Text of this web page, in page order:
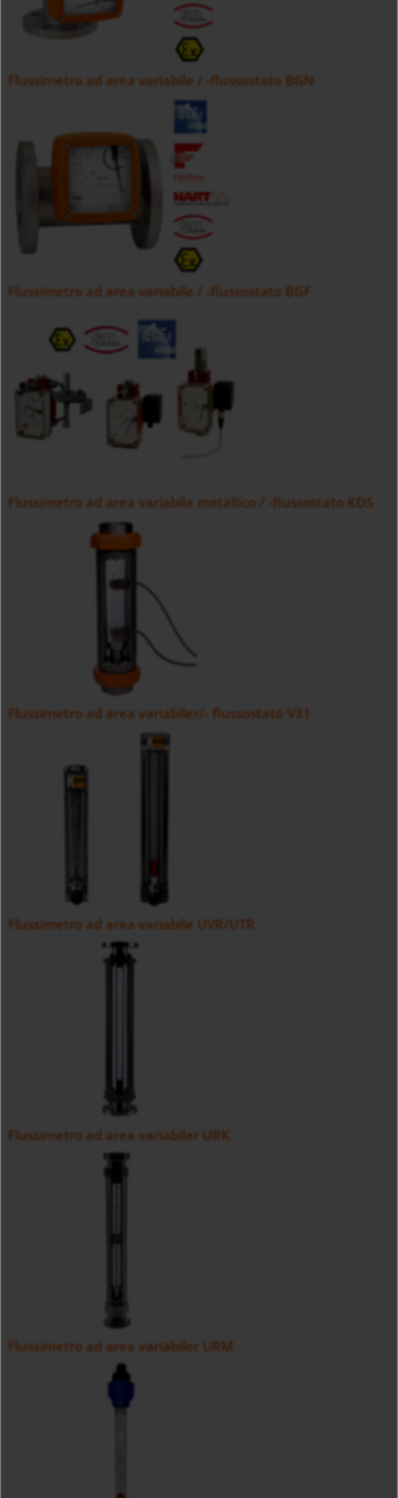
Flussimetro ad area variabile / -flussostato BGN
Flussimetro ad area variabile / -flussostato BGF
Flussimetro ad area variabile metallico / -flussostato KDS
Flussimetro ad area variabiler/- flussostato V31
Flussimetro ad area variabile UVR/UTR
Flussimetro ad area variabiler URK
Flussimetro ad area variabiler URM